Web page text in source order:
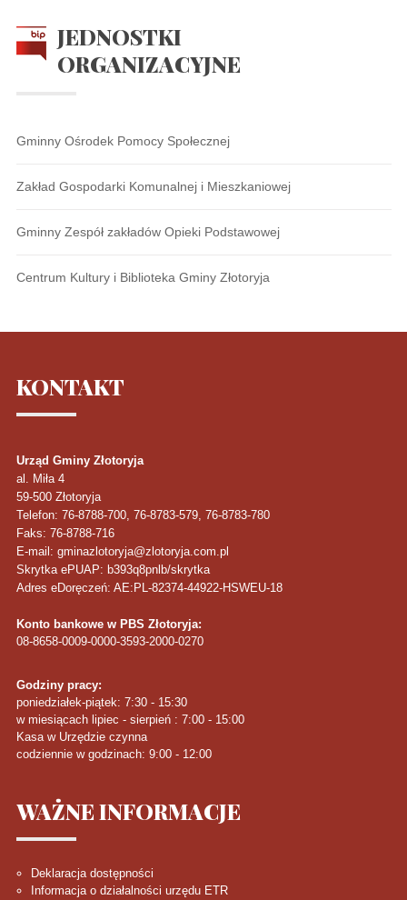
JEDNOSTKI
ORGANIZACYJNE
Gminny Ośrodek Pomocy Społecznej
Zakład Gospodarki Komunalnej i Mieszkaniowej
Gminny Zespół zakładów Opieki Podstawowej
Centrum Kultury i Biblioteka Gminy Złotoryja
KONTAKT
Urząd Gminy Złotoryja
al. Miła 4
59-500 Złotoryja
Telefon: 76-8788-700, 76-8783-579, 76-8783-780
Faks: 76-8788-716
E-mail: gminazlotoryja@zlotoryja.com.pl
Skrytka ePUAP: b393q8pnlb/skrytka
Adres eDoręczeń: AE:PL-82374-44922-HSWEU-18
Konto bankowe w PBS Złotoryja:
08-8658-0009-0000-3593-2000-0270
Godziny pracy:
poniedziałek-piątek: 7:30 - 15:30
w miesiącach lipiec - sierpień : 7:00 - 15:00
Kasa w Urzędzie czynna
codziennie w godzinach: 9:00 - 12:00
WAŻNEINFORMACJE
Deklaracja dostępności
Informacja o działalności urzędu ETR